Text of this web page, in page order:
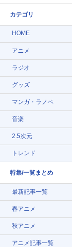
カテゴリ
HOME
アニメ
ラジオ
グッズ
マンガ・ラノベ
音楽
2.5次元
トレンド
特集/一覧まとめ
最新記事一覧
春アニメ
秋アニメ
アニメ記事一覧